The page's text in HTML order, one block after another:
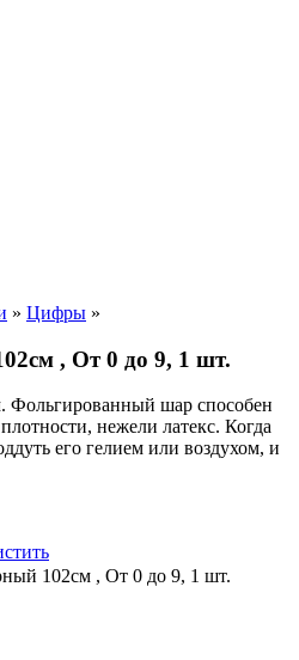
» Цифры »
, От 0 до 9, 1 шт.
Фольгированный шар способен
нежели латекс. Когда
его гелием или воздухом, и
102см , От 0 до 9, 1 шт.